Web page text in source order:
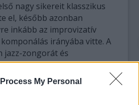
My Personal
nagy sikereit klasszikus
el, később azonban
inkább az improvizatív
irányába vitte. A
jazz-zongorát és
a Zeneakadémián jazz-
hegedűt tanult.
állandó zeneszerzője a